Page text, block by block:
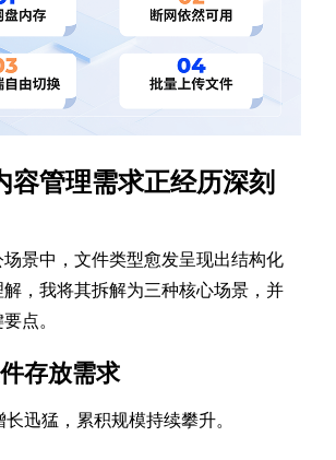
容管理需求正经历深刻
景中，文件类型愈发呈现出结构化
，我将其拆解为三种核心场景，并
点。
存放需求
迅猛，累积规模持续攀升。